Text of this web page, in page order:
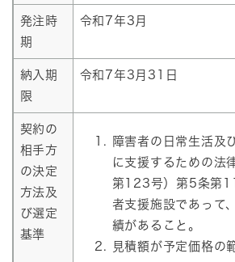
発注時
期
令和7年3月
納入期
限
令和7年3月31日
契約の
相手方
の決定
方法及
び選定
基準
障害者の日常生活及
に支援するための法
第123号）第5条第
者支援施設であって
績があること。
見積額が予定価格の